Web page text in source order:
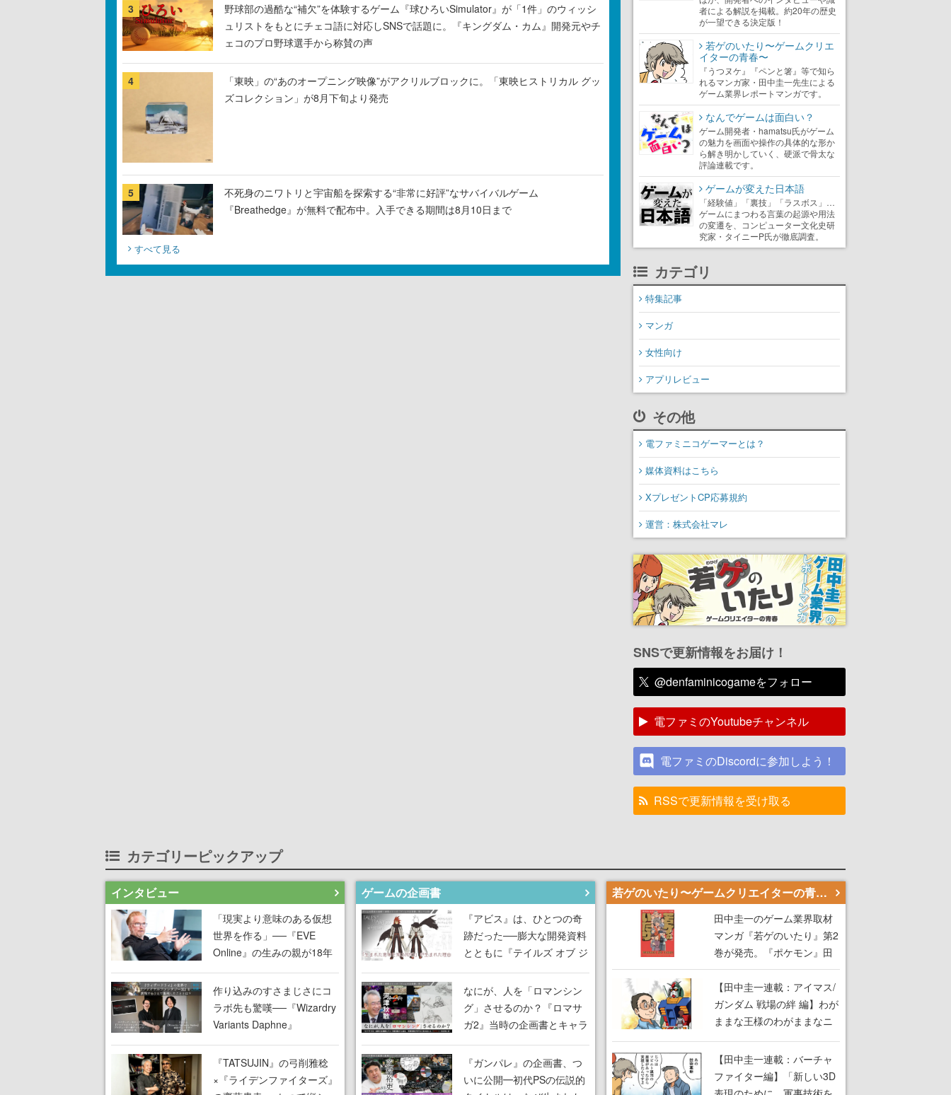
3
野球部の過酷な“補欠”を体験するゲーム『球ひろいSimulator』が「1件」のウィッシ
ュリストをもとにチェコ語に対応しSNSで話題に。『キングダム・カム』開発元やチ
ェコのプロ野球選手から称賛の声
4
「東映」の“あのオープニング映像”がアクリルブロックに。「東映ヒストリカル グッ
ズコレクション」が8月下旬より発売
5
不死身のニワトリと宇宙船を探索する“非常に好評”なサバイバルゲーム
『Breathedge』が無料で配布中。入手できる期間は8月10日まで
すべて見る
者による解説を掲載。約20年の歴史
が一望できる決定版！
若ゲのいたり〜ゲームクリエ
イターの青春〜
『うつヌケ』『ペンと箸』等で知ら
れるマンガ家・田中圭一先生による
ゲーム業界レポートマンガです。
なんでゲームは面白い？
ゲーム開発者・hamatsu氏がゲーム
の魅力を画面や操作の具体的な形か
ら解き明かしていく、硬派で骨太な
評論連載です。
ゲームが変えた日本語
「経験値」「裏技」「ラスボス」…
ゲームにまつわる言葉の起源や用法
の変遷を、コンピューター文化史研
究家・タイニーP氏が徹底調査。
カテゴリ
特集記事
マンガ
女性向け
アプリレビュー
その他
電ファミニコゲーマーとは？
媒体資料はこちら
XプレゼントCP応募規約
運営：株式会社マレ
SNSで更新情報をお届け！
@denfaminicogameをフォロー
電ファミのYoutubeチャンネル
電ファミのDiscordに参加しよう！
RSSで更新情報を受け取る
カテゴリーピックアップ
インタビュー
「現実より意味のある仮想
世界を作る」──『EVE
Online』の生みの親が18年
言”は、比喩ではなく本気だ
った
作り込みのすさまじさにコ
ラボ先も驚嘆──『Wizardry
Variants Daphne』
×『FFXI』コラボが期間限
定なのにジョブもキャラも
武器も戦闘システムもワン
オフで作り込まれた理由を
『TATSUJIN』の弓削雅稔
×『ライデンファイターズ』
ゲームの企画書
『アビス』は、ひとつの奇
跡だった──膨大な開発資料
とともに『テイルズ オブ ジ
「生まれた意味を知る
RPG」が生まれた理由【ゲ
ームの企画書】
なにが、人を「ロマンシン
グ」させるのか？『ロマサ
ガ2』当時の企画書とキャラ
設定画から迫る、河津秋敏
がRPGに生み出した「ロマ
ン」の正体とは【ゲームの
企画書】
『ガンパレ』の企画書、つ
いに公開━初代PSの伝説的
若ゲのいたり〜ゲームクリエイターの青春〜
田中圭一のゲーム業界取材
マンガ『若ゲのいたり』第2
巻が発売。『ポケモン』田
尻智さん、『ゼビウス』遠
藤雅伸さんらの貴重なエピ
ソードを収録
【田中圭一連載：アイマス/
ガンダム 戦場の絆 編】わが
ままな王様のわがままなニ
ーズを満たす！──小山順一
朗が貫く姿勢に、ゲームク
リエイターとしての矜持を
見た【若ゲのいたり最終
【田中圭一連載：バーチャ
ファイター編】「新しい3D